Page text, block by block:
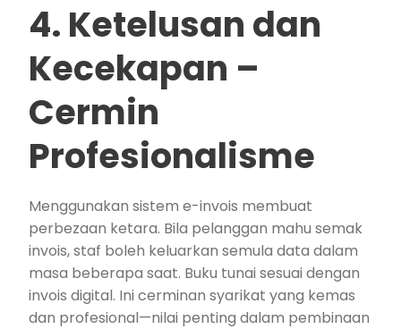
4. Ketelusan dan
Kecekapan –
Cermin
Profesionalisme
Menggunakan sistem e-invois membuat
perbezaan ketara. Bila pelanggan mahu semak
invois, staf boleh keluarkan semula data dalam
masa beberapa saat. Buku tunai sesuai dengan
invois digital. Ini cerminan syarikat yang kemas
dan profesional—nilai penting dalam pembinaan